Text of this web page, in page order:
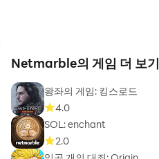
Netmarble의 게임 더 보기
왕좌의 게임: 킹스로드
4.0
SOL: enchant
2.0